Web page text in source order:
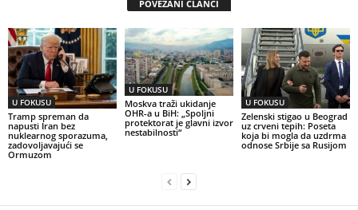
POVEZANI ČLANCI
U FOKUSU
Tramp spreman da
napusti Iran bez
nuklearnog sporazuma,
zadovoljavajući se
Ormuzom
U FOKUSU
Moskva traži ukidanje
OHR-a u BiH: „Spoljni
protektorat je glavni izvor
nestabilnosti“
U FOKUSU
Zelenski stigao u Beograd
uz crveni tepih: Poseta
koja bi mogla da uzdrma
odnose Srbije sa Rusijom